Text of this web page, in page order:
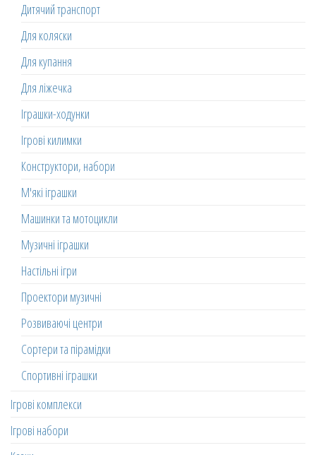
Дитячий транспорт
Для коляски
Для купання
Для ліжечка
Іграшки-ходунки
Ігрові килимки
Конструктори, набори
М'які іграшки
Машинки та мотоцикли
Музичні іграшки
Настільні ігри
Проектори музичні
Розвиваючі центри
Сортери та пірамідки
Спортивні іграшки
Ігрові комплекси
Ігрові набори